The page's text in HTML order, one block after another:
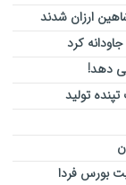
ارزان شدند
کرد
دهد!
تولید
بورس فردا